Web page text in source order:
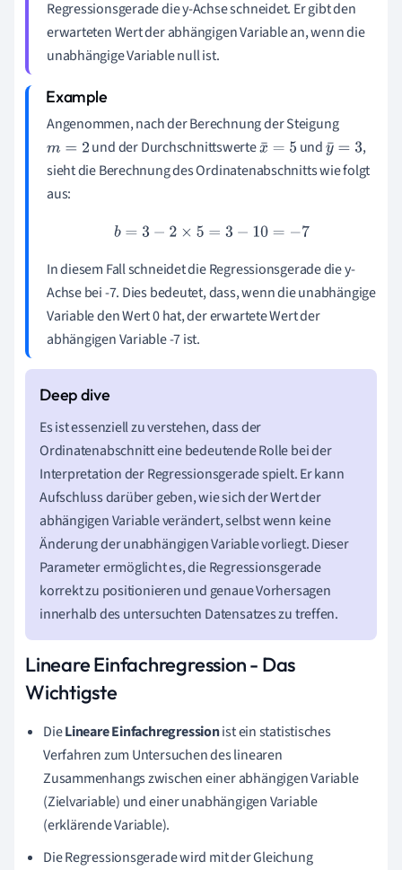
Regressionsgerade die y-Achse schneidet. Er gibt den
erwarteten Wert der abhängigen Variable an, wenn die
unabhängige Variable null ist.
Angenommen, nach der Berechnung der Steigung
m= 2 und der Durchschnittswertex¯=5 undy¯=3
,
sieht die Berechnung des Ordinatenabschnitts wie folgt
aus:
b =3 −2 ×5 =3 −10= −7
In diesem Fall schneidet die Regressionsgerade die y-
Achse bei -7. Dies bedeutet, dass, wenn die unabhängige
Variable den Wert 0 hat, der erwartete Wert der
abhängigen Variable -7 ist.
Es ist essenziell zu verstehen, dass der
Ordinatenabschnitt eine bedeutende Rolle bei der
Interpretation der Regressionsgerade spielt. Er kann
Aufschluss darüber geben, wie sich der Wert der
abhängigen Variable verändert, selbst wenn keine
Änderung der unabhängigen Variable vorliegt. Dieser
Parameter ermöglicht es, die Regressionsgerade
korrekt zu positionieren und genaue Vorhersagen
innerhalb des untersuchten Datensatzes zu treffen.
Lineare Einfachregression - Das
Wichtigste
DieLineare Einfachregressionist ein statistisches
Verfahren zum Untersuchen des linearen
Zusammenhangs zwischen einer abhängigen Variable
(Zielvariable) und einer unabhängigen Variable
(erklärende Variable).
Die Regressionsgerade wird mit der Gleichung